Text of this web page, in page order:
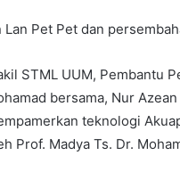
Pet Pet dan
STML UUM, Pembantu
bersama, Nur
teknologi
Prof. Madya Ts. Dr.